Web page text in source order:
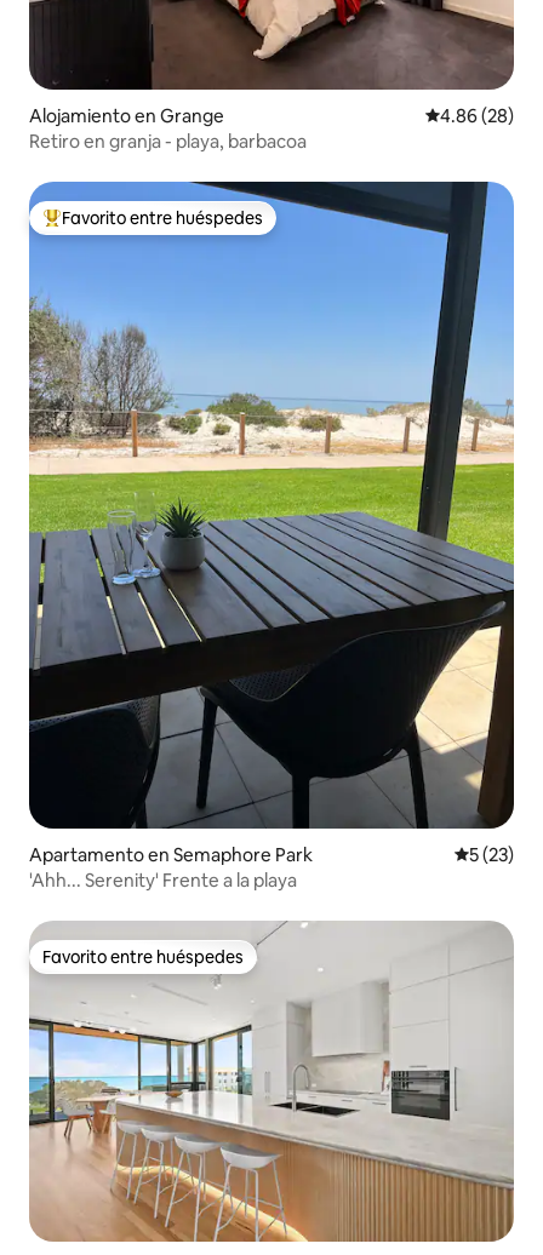
Alojamiento en Grange Calificación
4.86 (28)
Retiro en granja - playa, barbacoa
Favorito entre huéspedes preferido
Favorito entre huéspedes
Apartamento en Semaphore Park
5 (23)
'Ahh... Serenity' Frente a la playa
Favorito entre huéspedes
Favorito entre huéspedes